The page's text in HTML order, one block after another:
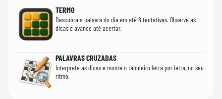
TERMO
Descubra a palavra do dia em até 6 tentativas. Observe as
dicas e avance até acertar.
PALAVRAS CRUZADAS
Interprete as dicas e monte o tabuleiro letra por letra, no seu
ritmo.